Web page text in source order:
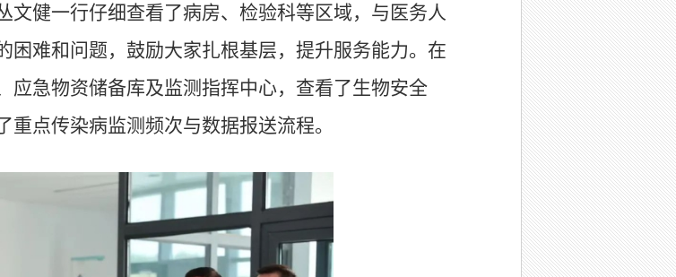
文健一行仔细查看了病房、检验科等区域，与医务人
困难和问题，鼓励大家扎根基层，提升服务能力。在
应急物资储备库及监测指挥中心，查看了生物安全
点传染病监测频次与数据报送流程。